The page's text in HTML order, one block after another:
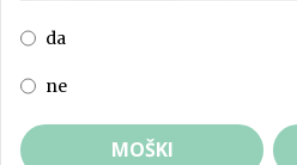
da
ne
MOŠKI